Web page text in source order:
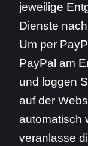
jeweilige
Dienste
Um per
PayPal am
und loggen
auf der
automatisch
veranlasse